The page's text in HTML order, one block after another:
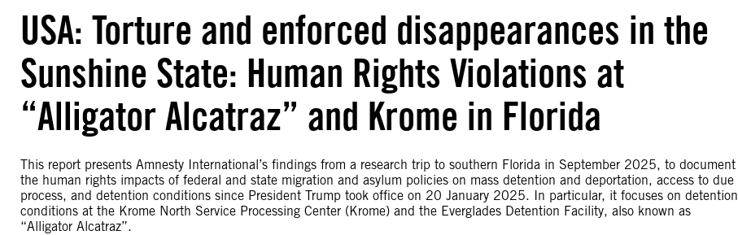
USA: Torture and enforced disappearances in the
Sunshine State: Human Rights Violations at
“Alligator Alcatraz” and Krome in Florida
This report presents Amnesty International’s findings from a research trip to southern Florida in September 2025, to document
the human rights impacts of federal and state migration and asylum policies on mass detention and deportation, access to due
process, and detention conditions since President Trump took office on 20 January 2025. In particular, it focuses on detention
conditions at the Krome North Service Processing Center (Krome) and the Everglades Detention Facility, also known as
“Alligator Alcatraz”.